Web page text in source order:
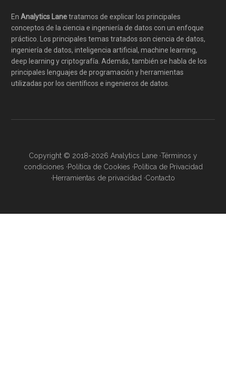
EnAnalytics Lanetratamos de explicar los principales
conceptos de la ciencia e ingeniería de datos con un enfoque
práctico. Los principales temas tratados son ciencia de datos,
ingeniería de datos, inteligencia artificial, machine learning,
deep learning y criptografía. Además, también se habla de los
principales lenguajes de programación y herramientas
utilizadas por los científicos e ingenieros de datos.
Copyright © 2018-2026 Analytics Lane ·Términos y
condiciones ·Política de Cookies ·Política de Privacidad
·Herramientas de privacidad ·Contacto